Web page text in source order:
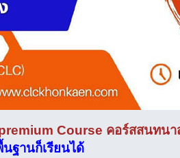
Course คอร์สสนทนา
ฐานก็เรียนได้